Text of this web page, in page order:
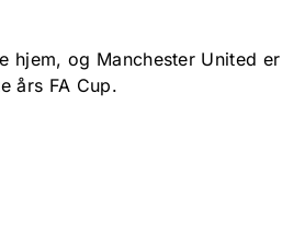
hjem, og Manchester United er
års FA Cup.